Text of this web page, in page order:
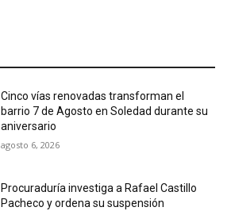
Cinco vías renovadas transforman el
barrio 7 de Agosto en Soledad durante su
aniversario
agosto 6, 2026
Procuraduría investiga a Rafael Castillo
Pacheco y ordena su suspensión